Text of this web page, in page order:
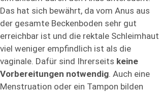
Das hat sich bewährt, da vom Anus aus
der gesamte Beckenboden sehr gut
erreichbar ist und die rektale Schleimhaut
viel weniger empfindlich ist als die
vaginale. Dafür sind Ihrerseits keine
Vorbereitungen notwendig. Auch eine
Menstruation oder ein Tampon bilden